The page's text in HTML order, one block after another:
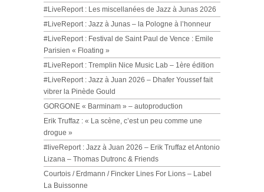
#LiveReport : Les miscellanées de Jazz à Junas 2026
#LiveReport : Jazz à Junas – la Pologne à l’honneur
#LiveReport : Festival de Saint Paul de Vence : Emile
Parisien « Floating »
#LiveReport : Tremplin Nice Music Lab – 1ère édition
#LiveReport : Jazz à Juan 2026 – Dhafer Youssef fait
vibrer la Pinède Gould
GORGONE « Barminam » – autoproduction
Erik Truffaz : « La scène, c’est un peu comme une
drogue »
#liveReport : Jazz à Juan 2026 – Erik Truffaz et Antonio
Lizana – Thomas Dutronc & Friends
Courtois / Erdmann / Fincker Lines For Lions – Label
La Buissonne